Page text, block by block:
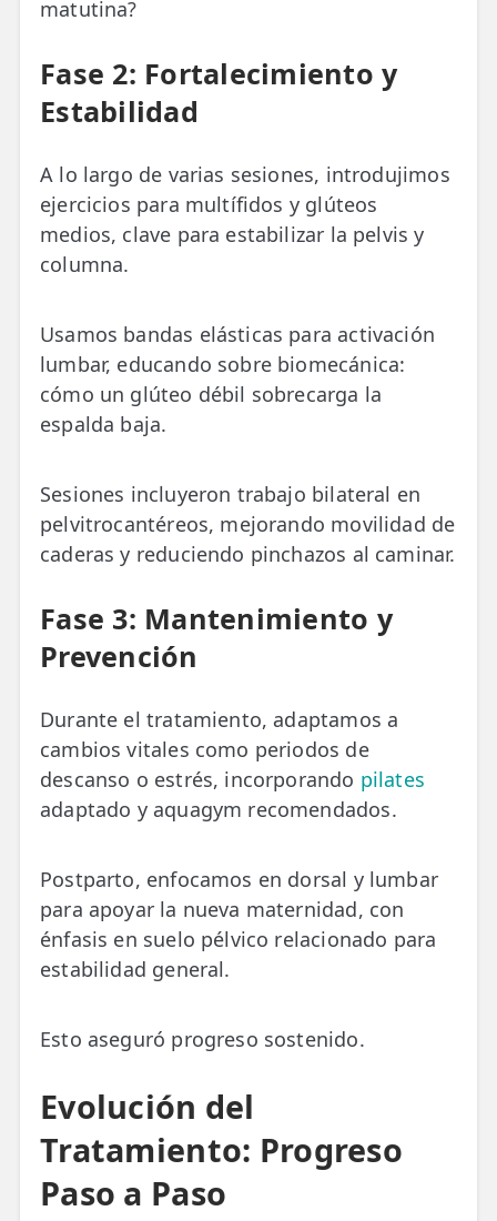
matutina?
Fase 2: Fortalecimiento y
Estabilidad
A lo largo de varias sesiones, introdujimos
ejercicios para multífidos y glúteos
medios, clave para estabilizar la pelvis y
columna.
Usamos bandas elásticas para activación
lumbar, educando sobre biomecánica:
cómo un glúteo débil sobrecarga la
espalda baja.
Sesiones incluyeron trabajo bilateral en
pelvitrocantéreos, mejorando movilidad de
caderas y reduciendo pinchazos al caminar.
Fase 3: Mantenimiento y
Prevención
Durante el tratamiento, adaptamos a
cambios vitales como periodos de
descanso o estrés, incorporando pilates
adaptado y aquagym recomendados.
Postparto, enfocamos en dorsal y lumbar
para apoyar la nueva maternidad, con
énfasis en suelo pélvico relacionado para
estabilidad general.
Esto aseguró progreso sostenido.
Evolución del
Tratamiento: Progreso
Paso a Paso